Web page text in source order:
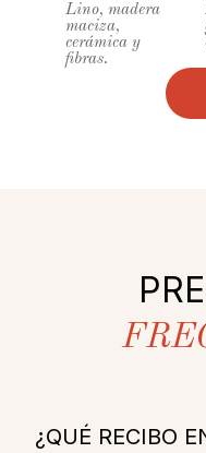
Lino, madera
maciza,
cerámica y
fibras.
¿QUÉ RECIBO